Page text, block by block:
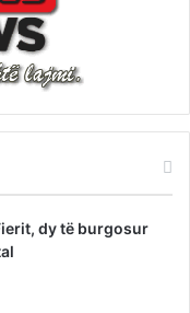
dy të burgosur